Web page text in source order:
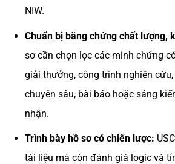
NIW.
Chuẩn bị bằng chứng chất lượng,
sơ cần chọn lọc các minh chứng
giải thưởng, công trình nghiên
chuyên sâu, bài báo hoặc sáng
nhận.
Trình bày hồ sơ có chiến lược:
tài liệu mà còn đánh giá logic và